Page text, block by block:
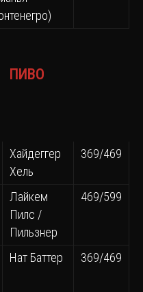
ПИВО
Хайдеггер
Хель
369/469
Лайкем
Пилс /
Пильзнер
469/599
Нат Баттер 369/469